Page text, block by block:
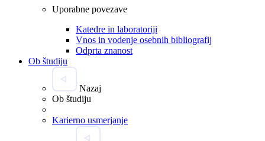
Uporabne povezave
Katedre in laboratoriji
Vnos in vodenje osebnih bibliografij
Odprta znanost
Ob študiju
Nazaj
Ob študiju
Karierno usmerjanje